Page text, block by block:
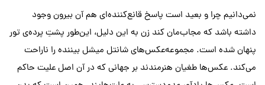
نمی‌دانیم چرا و بعید است پاسخ قانع‌کننده‌ای هم آن بیرون وجود
داشته باشد که مجاب‌مان کند زن به این دلیل، این‌طور پشتِ پرده‌ی تور
پنهان شده است. مجموعه‌عکس‌های شانتل میشل بیننده را ناراحت
می‌کند. عکس‌ها طغیان هنرمندند بر جهانی که در آن اصل علیت حاکم